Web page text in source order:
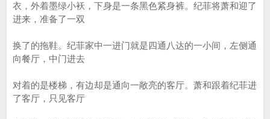
衣，外着墨绿小袄，下身是一条黑色紧身裤。纪菲将萧和迎了
进来，准备了一双
换了的拖鞋。纪菲家中一进门就是四通八达的一小间，左侧通
向餐厅，中门进去
对着的是楼梯，有边却是通向一敞亮的客厅。萧和跟着纪菲进
了客厅，只见客厅